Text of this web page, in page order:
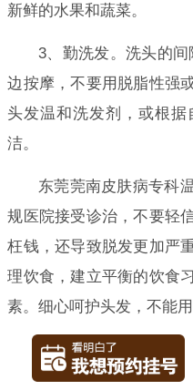
新鲜的水果和蔬菜。
3、勤洗发。洗头的
边按摩，不要用脱脂性强
头发温和洗发剂，或根
洁。
东莞莞南皮肤病专科
规医院接受诊治，不要轻
枉钱，还导致脱发更加严
理饮食，建立平衡的饮食
素。细心呵护头发，不能